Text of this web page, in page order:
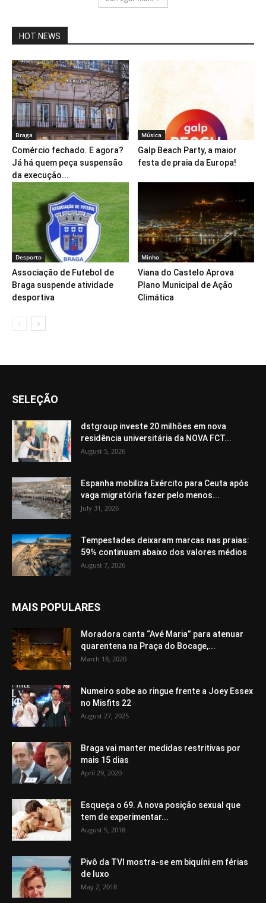
HOT NEWS
Braga
Comércio fechado. E agora?
Já há quem peça suspensão
da execução...
Música
Galp Beach Party, a maior
festa de praia da Europa!
Desporto
Associação de Futebol de
Braga suspende atividade
desportiva
Minho
Viana do Castelo Aprova
Plano Municipal de Ação
Climática
SELEÇÃO
dstgroup investe 20 milhões em nova
residência universitária da NOVA FCT...
August 5, 2026
Espanha mobiliza Exército para Ceuta após
vaga migratória fazer pelo menos...
July 31, 2026
Tempestades deixaram marcas nas praias:
59% continuam abaixo dos valores médios
August 7, 2026
MAIS POPULARES
Moradora canta “Avé Maria” para atenuar
quarentena na Praça do Bocage,...
March 18, 2020
Numeiro sobe ao ringue frente a Joey Essex
no Misfits 22
August 27, 2025
Braga vai manter medidas restritivas por
mais 15 dias
April 29, 2020
Esqueça o 69. A nova posição sexual que
tem de experimentar...
August 5, 2018
Pivô da TVI mostra-se em biquíni em férias
de luxo
May 2, 2018